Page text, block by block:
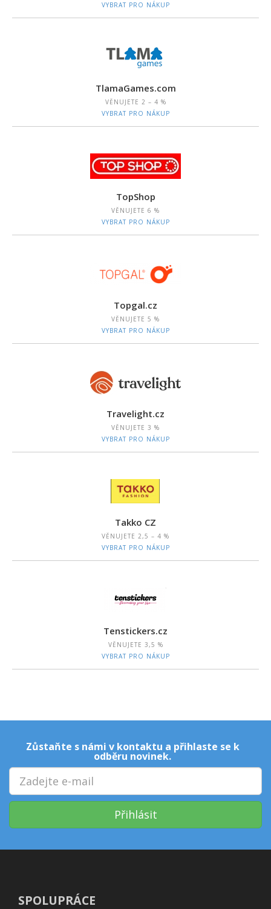
VYBRAT PRO NÁKUP
TlamaGames.com
VĚNUJETE 2 – 4 %
VYBRAT PRO NÁKUP
TopShop
VĚNUJETE 6 %
VYBRAT PRO NÁKUP
Topgal.cz
VĚNUJETE 5 %
VYBRAT PRO NÁKUP
Travelight.cz
VĚNUJETE 3 %
VYBRAT PRO NÁKUP
Takko CZ
VĚNUJETE 2,5 – 4 %
VYBRAT PRO NÁKUP
Tenstickers.cz
VĚNUJETE 3,5 %
VYBRAT PRO NÁKUP
Zůstaňte s námi v kontaktu a přihlaste se k
odběru novinek.
Přihlásit
SPOLUPRÁCE